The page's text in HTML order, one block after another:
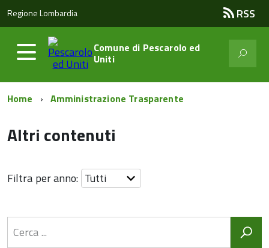
Regione Lombardia RSS
Comune di Pescarolo ed
Uniti
Home Amministrazione Trasparente
Altri contenuti
Filtra per anno: